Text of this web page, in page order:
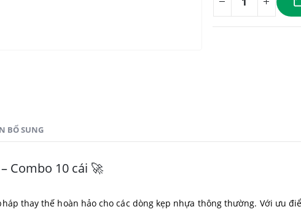
BỔ SUNG
Combo 10 cái 🚀
thay thế hoàn hảo cho các dòng kẹp nhựa thông thường. Với ưu